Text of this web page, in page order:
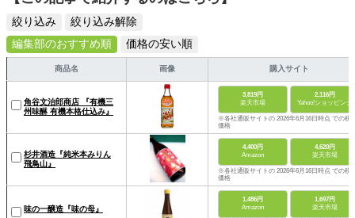
絞り込み
絞り込み解除
編集部のおすすめ順
価格の安い順
商品名 画像 購入サイト
角谷文治郎商店 『有機三
州味醂 有機本格仕込み』
3,819円
楽天市場
2,116円
Yahoo!ショッピング
※各社通販サイトの 2026年6月16日時点 での税
価格
杉井酒造『純米本みりん
飛鳥山』
4,400円
Amazon
4,620円
楽天市場
※各社通販サイトの 2026年6月16日時点 での税
価格
味の一醸造『味の母』
1,486円
Amazon
1,697円
楽天市場